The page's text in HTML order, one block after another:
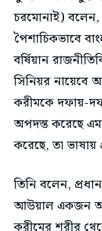
চরমোনাই) বলেন,
পৈশাচিকভাবে
বর্ষিয়ান
সিনিয়র
করীমকে দফায়-
অপদস্ত করেছে
করেছে, তা
তিনি বলেন,
আউয়াল একজন